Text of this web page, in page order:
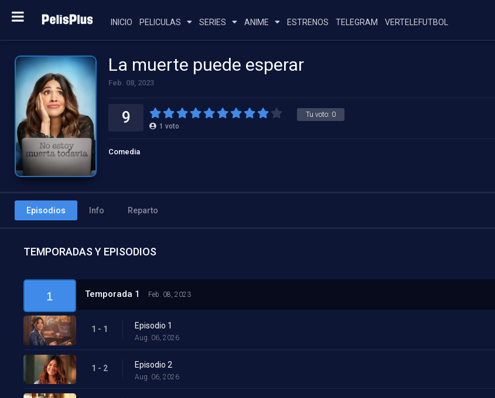
INICIO PELICULAS SERIES ANIME ESTRENOS TELEGRAM VERTELEFUTBOL
La muerte puede esperar
Feb. 08, 2023
Tu voto: 0
9 1 voto
Comedia
Episodios Info Reparto
TEMPORADAS Y EPISODIOS
1 Temporada 1 Feb. 08, 2023
1 - 1 Episodio 1
Aug. 06, 2026
1 - 2 Episodio 2
Aug. 06, 2026